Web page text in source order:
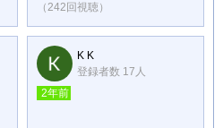
（242回視聴）
K K
登録者数 17人
2年前